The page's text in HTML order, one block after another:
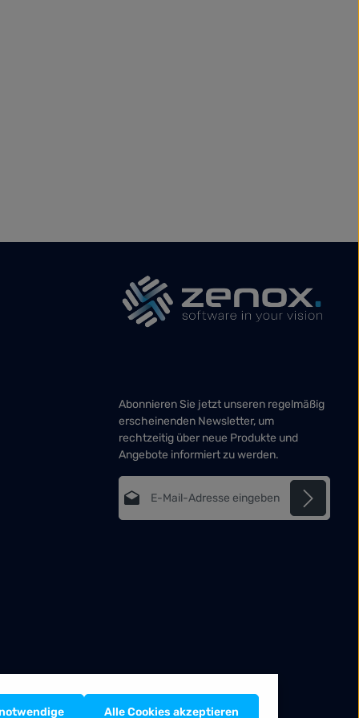
Abonnieren Sie jetzt unseren regelmäßig
erscheinenden Newsletter, um
rechtzeitig über neue Produkte und
Angebote informiert zu werden.
E-Mail-Adresse*
Alle Cookies akzeptieren